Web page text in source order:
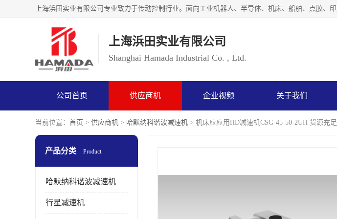
上海浜田实业有限公司
Shanghai Hamada Industrial Co. , Ltd.
公司首页 供应商机 企业视频 关于我们
当前位置： 首页 > 供应商机 > 哈默纳科谐波减速机 > 机床应应用HD减速机CSG-45-50-2UH 货源充足
产品分类 Product
哈默纳科谐波减速机
行星减速机